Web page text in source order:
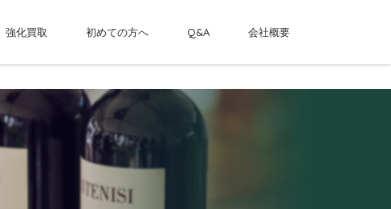
強化買取 初めての方へ Q&A 会社概要